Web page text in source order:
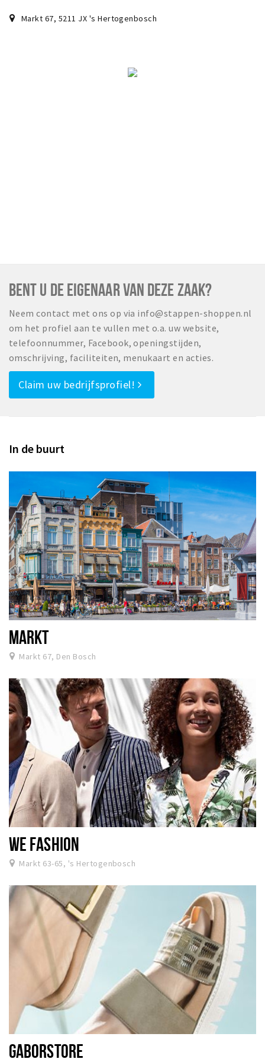
Markt 67, 5211 JX 's Hertogenbosch
BENT U DE EIGENAAR VAN DEZE ZAAK?
Neem contact met ons op via info@stappen-shoppen.nl
om het profiel aan te vullen met o.a. uw website,
telefoonnummer, Facebook, openingstijden,
omschrijving, faciliteiten, menukaart en acties.
Claim uw bedrijfsprofiel!
In de buurt
MARKT
Markt 67, Den Bosch
WE FASHION
Markt 63-65, 's Hertogenbosch
GABORSTORE